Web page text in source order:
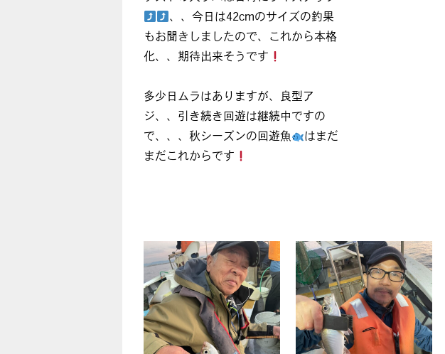
、、今日は42cmのサイズの釣果
もお聞きしましたので、これから本格
化、、期待出来そうです
多少日ムラはありますが、良型ア
ジ、、引き続き回遊は継続中ですの
で、、、秋シーズンの回遊魚
はまだ
まだこれからです